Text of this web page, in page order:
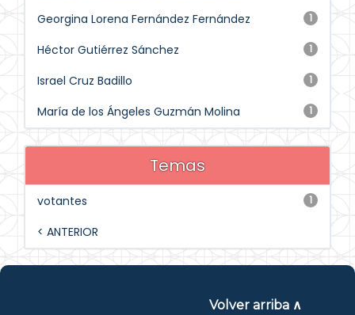
1
Georgina Lorena Fernández Fernández
1
Héctor Gutiérrez Sánchez
1
Israel Cruz Badillo
1
María de los Ángeles Guzmán Molina
Temas
1
votantes
< ANTERIOR
Volver arriba ∧